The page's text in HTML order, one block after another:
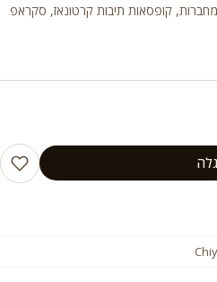
קופסאות תיבות קרטונאז, סקראפ